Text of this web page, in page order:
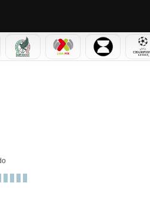
SELECCIÓN MEXICANA
LIGA MX LEAGUES